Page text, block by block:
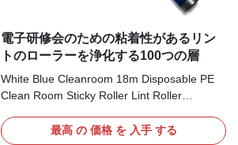
電子研修会のための粘着性があるリン
トのローラーを浄化する100つの層
White Blue Cleanroom 18m Disposable PE
Clean Room Sticky Roller Lint Roller
Standard Size 2"/4"/6"/8"/10"/12" other size
最高 の 価格 を 入手 する